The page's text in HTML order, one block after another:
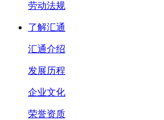
劳动法规
了解汇通
汇通介绍
发展历程
企业文化
荣誉资质